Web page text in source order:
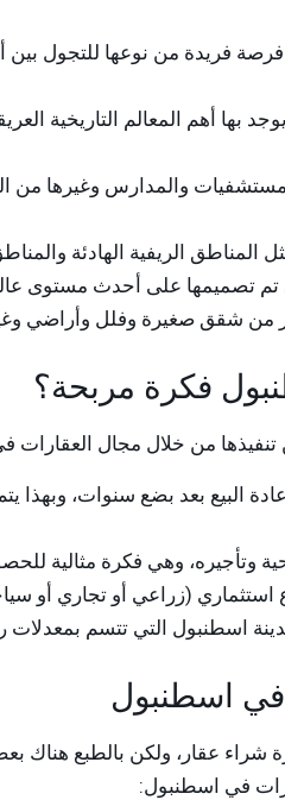
فريدة من نوعها للتجول بين
بها أهم المعالم التاريخية
والمدارس وغيرها من
الريفية الهادئة
تم تصميمها على أحدث مستوى
من شقق صغيرة وفلل وأراضي
فكرة مربحة؟
تنفيذها من خلال مجال
البيع بعد بضع سنوات، وبهذا
وهي فكرة مثالية
(زراعي أو تجاري أو
اسطنبول التي تتسم بمعدلات
في اسطنبول
شراء عقار، ولكن بالطبع هناك
في اسطنبول: